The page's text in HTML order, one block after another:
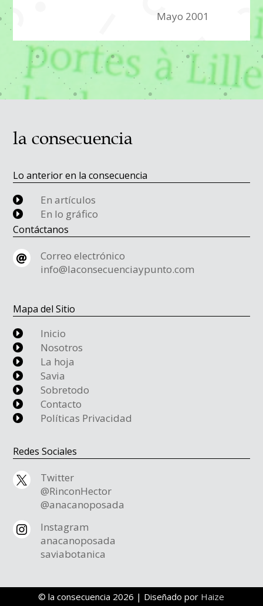
Mayo 2001
la consecuencia
Lo anterior en la consecuencia
E En artículos
E En lo gráfico
Contáctanos

Correo electrónico
info@laconsecuenciaypunto.com
Mapa del Sitio
E Inicio
E Nosotros
E La hoja
E Savia
E Sobretodo
E Contacto
E Políticas Privacidad
Redes Sociales

Twitter
@RinconHector
@anacanoposada

Instagram
anacanoposada
saviabotanica
© la consecuencia 2026 | Diseñado por Haize